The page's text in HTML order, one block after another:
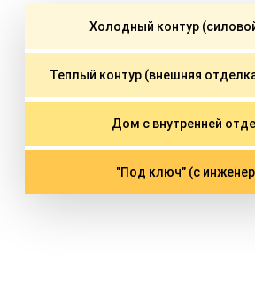
Холодный контур
Теплый контур (внешняя
Дом с внутренней
"Под ключ" (с